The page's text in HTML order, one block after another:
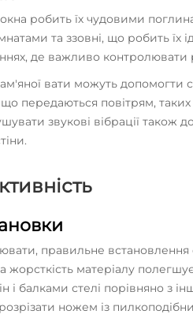
робить їх чудовими
та ззовні, що робить їх
де важливо контролювати
вати можуть допомогти
передаються повітрям, таких
звукові вібрації також
правильне
жорсткість матеріалу
і балками стелі порівняно з
ножем із